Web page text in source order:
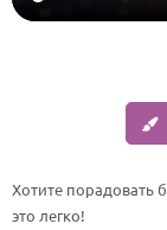
Годовщина
Календарь
Мужчине
Хотите порадовать
это легко!